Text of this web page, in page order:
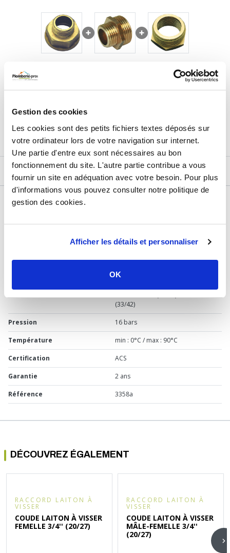
Gestion des cookies
Les cookies sont des petits fichiers textes déposés sur
votre ordinateur lors de votre navigation sur internet.
Une partie d'entre eux sont nécessaires au bon
fonctionnement du site. L'autre partie contribue a vous
fournir un site en adéquation avec votre besoin. Pour plus
d'informations vous pouvez consulter notre politique de
gestion des cookies.
Afficher les détails et personnaliser
OK
Prix total de la sélection : 14,84€TTC
DÉTAILS TECHNIQUES
Type de produit Raccord cannelé
Sanitaire, chauffage
Marque Somatherm
Laiton
(33/42)
Pression 16 bars
Température min : 0°C / max : 90°C
Certification ACS
Garantie 2 ans
Référence 3358a
DÉCOUVREZ ÉGALEMENT
RACCORD LAITON À
VISSER
COUDE LAITON À VISSER
FEMELLE 3/4'' (20/27)
RACCORD LAITON À
VISSER
COUDE LAITON À VISSER
MÂLE-FEMELLE 3/4''
(20/27)